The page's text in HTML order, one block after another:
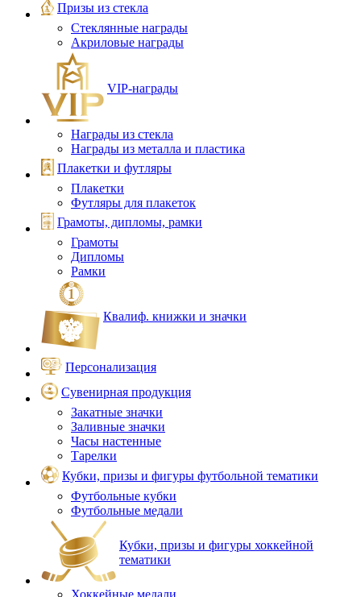
Призы из стекла
Стеклянные награды
Акриловые награды
VIP‑награды
Награды из стекла
Награды из металла и пластика
Плакетки и футляры
Плакетки
Футляры для плакеток
Грамоты, дипломы, рамки
Грамоты
Дипломы
Рамки
Квалиф. книжки и значки
Персонализация
Сувенирная продукция
Закатные значки
Заливные значки
Часы настенные
Тарелки
Кубки, призы и фигуры футбольной тематики
Футбольные кубки
Футбольные медали
Кубки, призы и фигуры хоккейной
тематики
Хоккейные медали